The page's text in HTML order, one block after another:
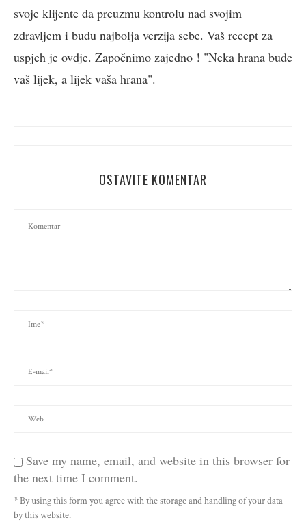
svoje klijente da preuzmu kontrolu nad svojim
zdravljem i budu najbolja verzija sebe. Vaš recept za
uspjeh je ovdje. Započnimo zajedno ! "Neka hrana bude
vaš lijek, a lijek vaša hrana".
OSTAVITE KOMENTAR
Save my name, email, and website in this browser for
the next time I comment.
* By using this form you agree with the storage and handling of your data
by this website.